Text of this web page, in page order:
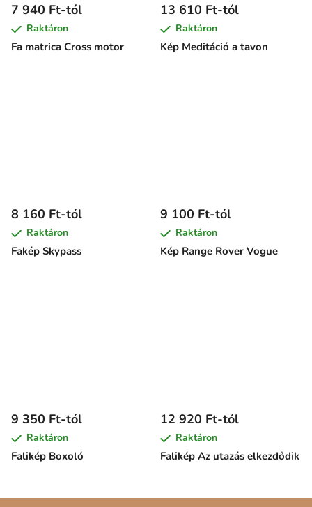
Fa matrica Cross motor
7 940 Ft-tól
Raktáron
Kép Meditáció a tavon
13 610 Ft-tól
Raktáron
Fakép Skypass
8 160 Ft-tól
Raktáron
Kép Range Rover Vogue
9 100 Ft-tól
Raktáron
Falikép Boxoló
9 350 Ft-tól
Raktáron
Falikép Az utazás elkezdődik
12 920 Ft-tól
Raktáron